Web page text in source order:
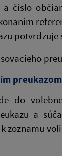
číslo
preukazom
do
a
zoznamu